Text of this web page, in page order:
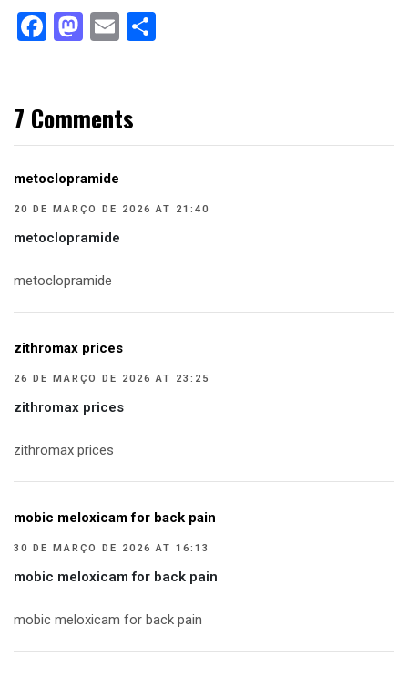
Facebook
Mastodon
Email
7 Comments
metoclopramide
20 DE MARÇO DE 2026 AT 21:40
metoclopramide
metoclopramide
zithromax prices
26 DE MARÇO DE 2026 AT 23:25
zithromax prices
zithromax prices
mobic meloxicam for back pain
30 DE MARÇO DE 2026 AT 16:13
mobic meloxicam for back pain
mobic meloxicam for back pain